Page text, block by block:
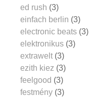
ed rush (3)
einfach berlin (3)
electronic beats (3)
elektronikus (3)
extrawelt (3)
ezith kiez (3)
feelgood (3)
festmény (3)